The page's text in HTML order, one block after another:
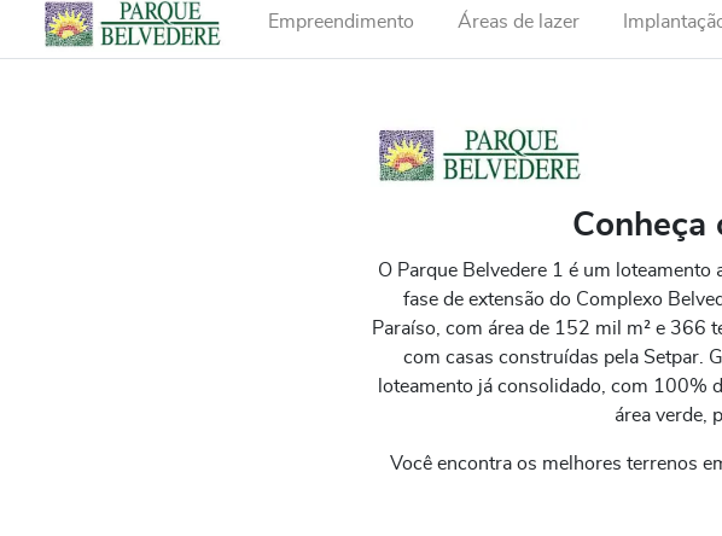
Empreendimento Áreas de lazer
Conheça
O Parque Belvedere 1 é um
fase de extensão do Complexo
Paraíso, com área de 152 mil m² e 366
com casas construídas pela Setpar.
loteamento já consolidado, com 100%
área verde,
Você encontra os melhores terrenos